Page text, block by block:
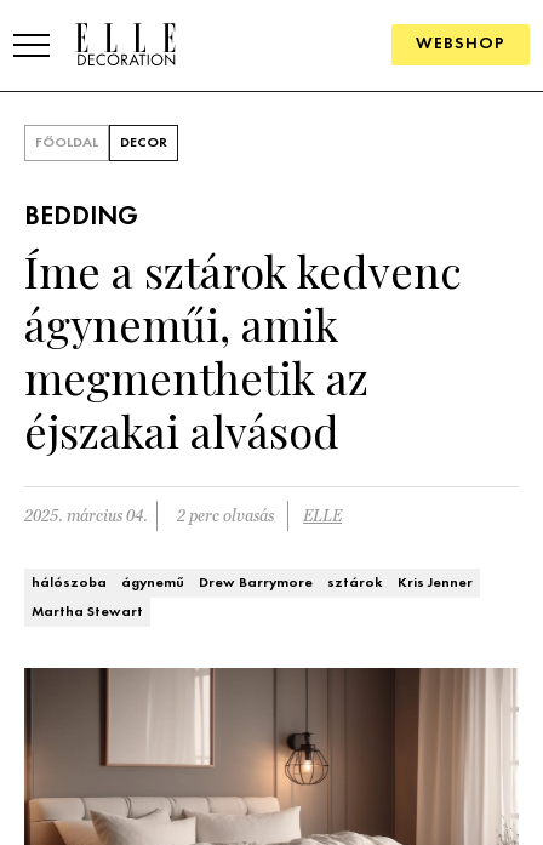
WEBSHOP
SZOBÁK
Konyha
Fürdőszoba
Nappali
Hálószoba
ÖTLETEK
SZÉP TEREK
Szállodák és vendégházak
Lakások
HÍRLEVÉL
FŐOLDAL DECOR
BEDDING
Íme a sztárok kedvenc
ágyneműi, amik
megmenthetik az
éjszakai alvásod
2025. március 04. 2 perc olvasás ELLE
hálószoba ágynemű Drew Barrymore sztárok
Kris Jenner
Martha Stewart